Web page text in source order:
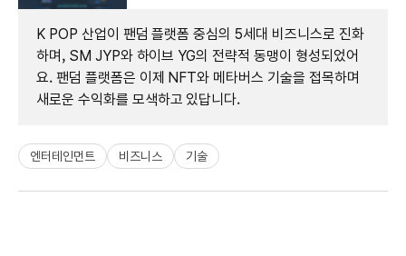
K POP 산업이 팬덤 플랫폼 중심의 5세대 비즈니스로 진화
하며, SM JYP와 하이브 YG의 전략적 동맹이 형성되었어
요. 팬덤 플랫폼은 이제 NFT와 메타버스 기술을 접목하며
새로운 수익화를 모색하고 있답니다.
엔터테인먼트 비즈니스 기술